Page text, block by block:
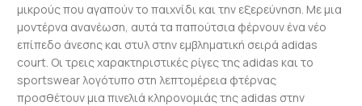
μικρούς που αγαπούν το παιχνίδι και την εξερεύνηση. Με μια
μοντέρνα ανανέωση, αυτά τα παπούτσια φέρνουν ένα νέο
επίπεδο άνεσης και στυλ στην εμβληματική σειρά adidas
court. Οι τρεις χαρακτηριστικές ρίγες της adidas και το
sportswear λογότυπο στη λεπτομέρεια φτέρνας
προσθέτουν μια πινελιά κληρονομιάς της adidas στην